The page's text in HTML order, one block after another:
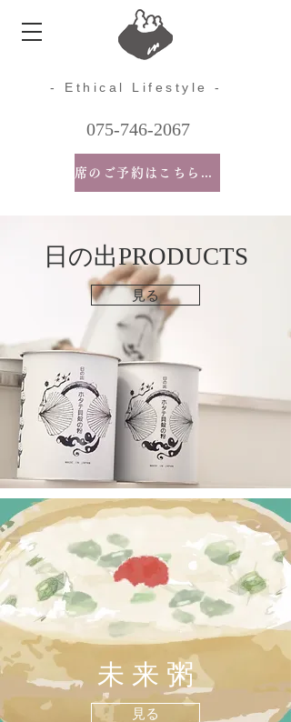
- Ethical Lifestyle -
席のご予約はこちらから
075-746-2067
日の出PRODUCTS
見る
未 来 粥
見る